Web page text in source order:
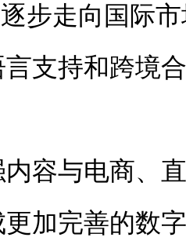
步走向国际
支持和跨境
容与电商、
更加完善的数